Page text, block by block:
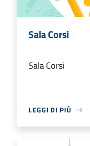
Sala Corsi
Sala Corsi
LEGGI DI PIÙ